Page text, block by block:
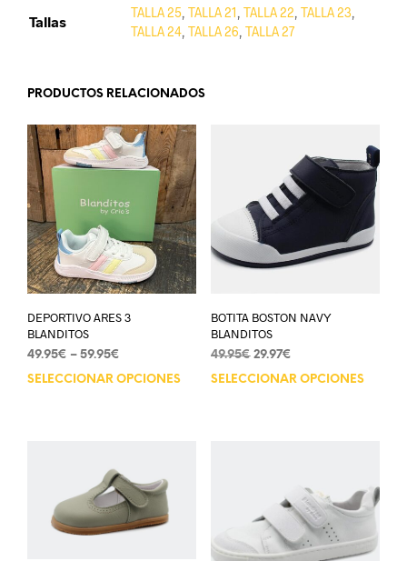
Tallas
TALLA 25 TALLA 21 TALLA 22 TALLA 23
TALLA 24 TALLA 26 TALLA 27
PRODUCTOS RELACIONADOS
DEPORTIVO ARES 3
BLANDITOS
49.95€ – 59.95€
SELECCIONAR OPCIONES
BOTITA BOSTON NAVY
BLANDITOS
49.95€ 29.97€
SELECCIONAR OPCIONES